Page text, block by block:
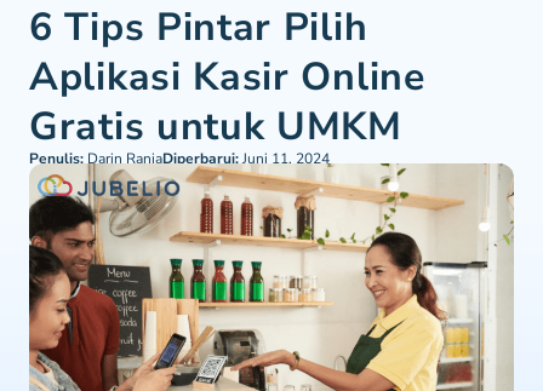
6 Tips Pintar Pilih
Aplikasi Kasir Online
Gratis untuk UMKM
Penulis: Darin RaniaDiperbarui:Juni 11, 2024